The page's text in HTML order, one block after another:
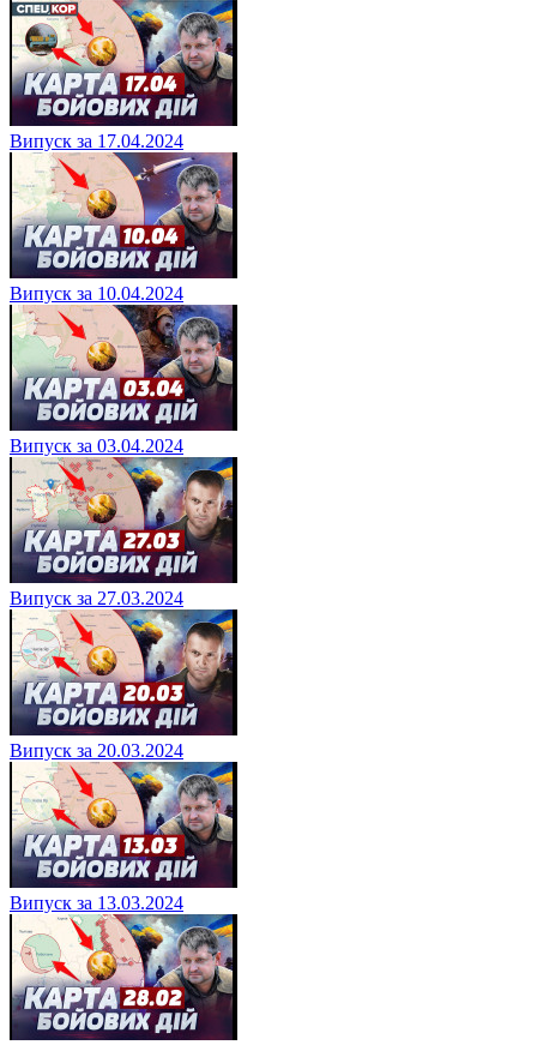
Випуск за 17.04.2024
Випуск за 10.04.2024
Випуск за 03.04.2024
Випуск за 27.03.2024
Випуск за 20.03.2024
Випуск за 13.03.2024